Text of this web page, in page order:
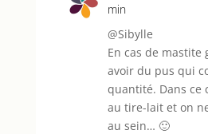
min
@Sibylle
En cas de mastite
avoir du pus qui
quantité. Dans ce
au tire-lait et on
au sein… 🙂